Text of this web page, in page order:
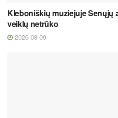
Kleboniškių muziejuje Senųjų
veiklų netrūko
2026 08 09